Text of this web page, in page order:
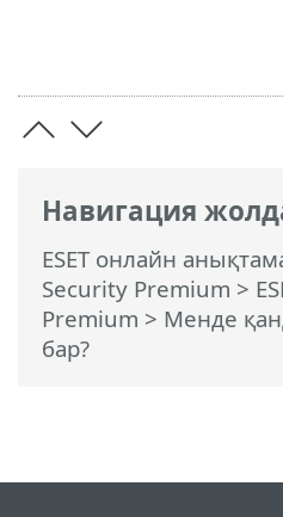
Навигация
ESET онлайн
Security Premium >
Premium > Менде
бар?